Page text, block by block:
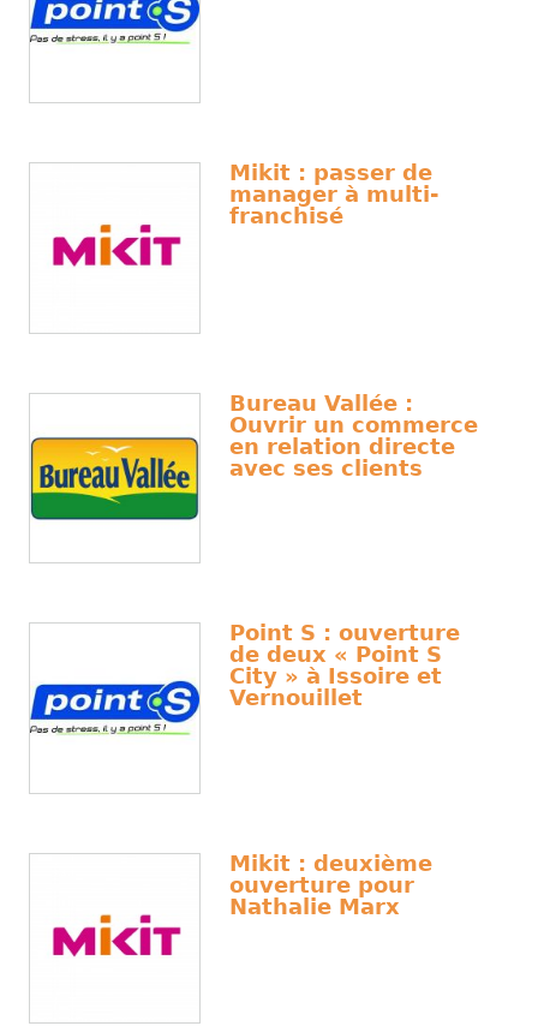
Mikit : passer de
manager à multi-
franchisé
Bureau Vallée :
Ouvrir un commerce
en relation directe
avec ses clients
Point S : ouverture
de deux « Point S
City » à Issoire et
Vernouillet
Mikit : deuxième
ouverture pour
Nathalie Marx